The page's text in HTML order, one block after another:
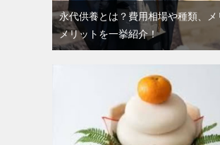
永代供養とは？費用相場や種類、メ
メリットを一挙紹介！